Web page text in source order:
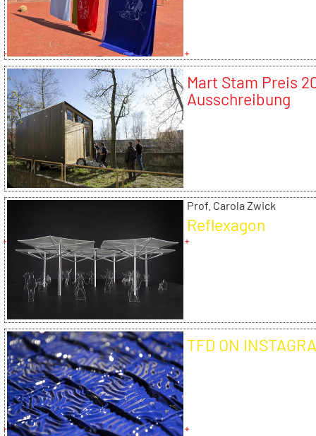
Mart Stam Preis
Ausschreibung
Prof. Carola Zwick
Reflexagon
TFD ON